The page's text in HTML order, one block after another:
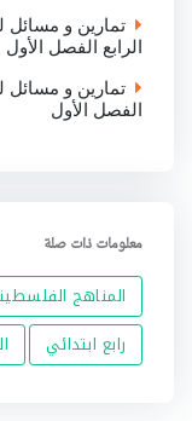
الرابع الفصل الأول
تمارين و مسائل
الفصل الأول
معلومات ذات صلة
المناهج
رابع ابتدائي